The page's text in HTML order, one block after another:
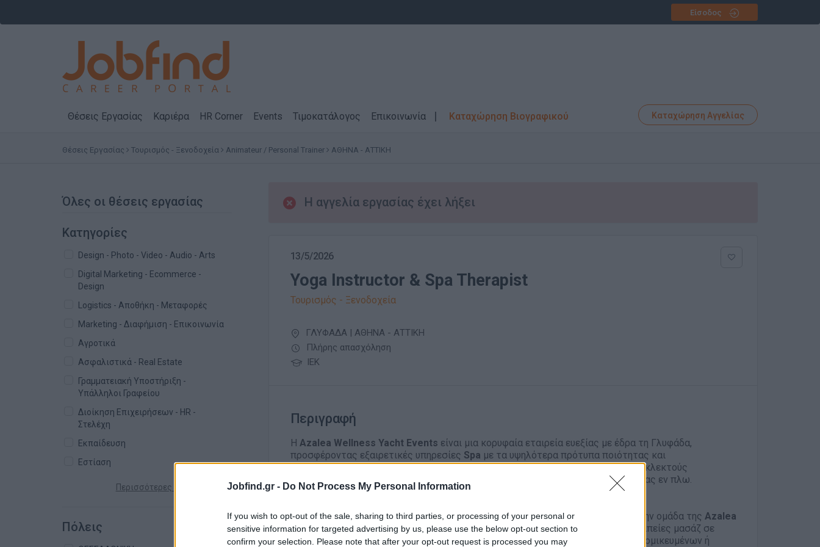
Jobfind.gr - Do Not Process My Personal Information
If you wish to opt-out of the sale, sharing to third parties, or processing of your personal or
sensitive information for targeted advertising by us, please use the below opt-out section to
confirm your selection. Please note that after your opt-out request is processed you may
Είσοδος
Θέσεις Εργασίας Καριέρα HR Corner Events Τιμοκατάλογος Επικοινωνία Καταχώρηση Βιογραφικού Καταχώρηση Αγγελίας
Θέσεις Εργασίας Τουρισμός - Ξενοδοχεία Animateur / Personal Trainer ΑΘΗΝΑ - ΑΤΤΙΚΗ
Όλες οι θέσεις εργασίας
Κατηγορίες
Design - Photo - Video - Audio - Arts
Digital Marketing - Ecommerce -
Design
Logistics - Αποθήκη - Μεταφορές
Marketing - Διαφήμιση - Επικοινωνία
Αγροτικά
Ασφαλιστικά - Real Estate
Γραμματειακή Υποστήριξη -
Υπάλληλοι Γραφείου
Διοίκηση Επιχειρήσεων - HR -
Στελέχη
Εκπαίδευση
Εστίαση
Περισσότερες κατηγορίες +
Πόλεις
Η αγγελία εργασίας έχει λήξει
13/5/2026
Yoga Instructor & Spa Therapist
Τουρισμός - Ξενοδοχεία
ΓΛΥΦΑΔΑ | ΑΘΗΝΑ - ΑΤΤΙΚΗ
Πλήρης απασχόληση
ΙΕΚ
Περιγραφή
Η Azalea Wellness Yacht Events είναι μια κορυφαία εταιρεία ευεξίας με έδρα τη Γλυφάδα,
προσφέροντας εξαιρετικές υπηρεσίες Spa με τα υψηλότερα πρότυπα ποιότητας και
επαγγελματισμού. Απευθυνόμαστε σε ιδιοκτήτες πολυτελών Yachts και στους εκλεκτούς
καλεσμένους τους, παρέχοντας εξατομικευμένες θεραπείες και εμπειρίες ευεξίας εν πλω.
Αναζητούμε ταλαντούχο/αYoga Instructor & Spa Therapistγια να ενταχθεί στην ομάδα της Azalea
Wellness Yacht Events,προσφέροντας αποκλειστικές συνεδρίες yoga και θεραπείες μασάζ σε
πολυτελή yachts σε όλο τον κόσμο. Ο ρόλος περιλαμβάνει την καθοδήγηση εξατομικευμένων ή